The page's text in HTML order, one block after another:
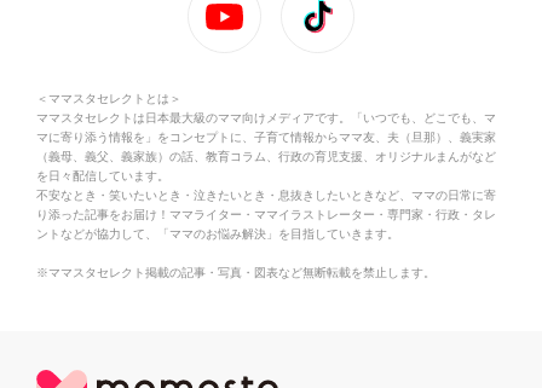
＜ママスタセレクトとは＞
ママスタセレクトは日本最大級のママ向けメディアです。「いつでも、どこでも、マ
マに寄り添う情報を」をコンセプトに、子育て情報からママ友、夫（旦那）、義実家
（義母、義父、義家族）の話、教育コラム、行政の育児支援、オリジナルまんがなど
を日々配信しています。
不安なとき・笑いたいとき・泣きたいとき・息抜きしたいときなど、ママの日常に寄
り添った記事をお届け！ママライター・ママイラストレーター・専門家・行政・タレ
ントなどが協力して、「ママのお悩み解決」を目指していきます。
※ママスタセレクト掲載の記事・写真・図表など無断転載を禁止します。